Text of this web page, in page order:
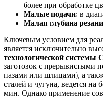
более при обработке
Малые подачи: в
Малая глубина
Ключевым условием для
является исключительно
технологической
заготовок с прерывистыми
пазами или шлицами), а
сталей и чугуна, ведется на
мин. Однако применение